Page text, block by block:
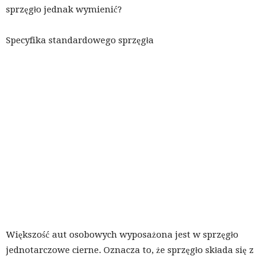
sprzęgło jednak wymienić?
Specyfika standardowego sprzęgła
Większość aut osobowych wyposażona jest w sprzęgło
jednotarczowe cierne. Oznacza to, że sprzęgło składa się z